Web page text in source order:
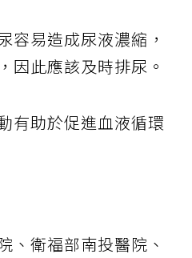
容易造成尿液濃縮，
因此應該及時排尿。
有助於促進血液循環
、 衛福部南投醫院 、